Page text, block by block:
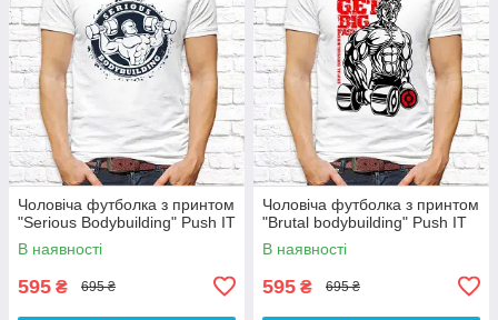
Чоловіча футболка з принтом
"Serious Bodybuilding" Push IT
В наявності
595 ₴ 695 ₴
Чоловіча футболка з принтом
"Brutal bodybuilding" Push IT
В наявності
595 ₴ 695 ₴